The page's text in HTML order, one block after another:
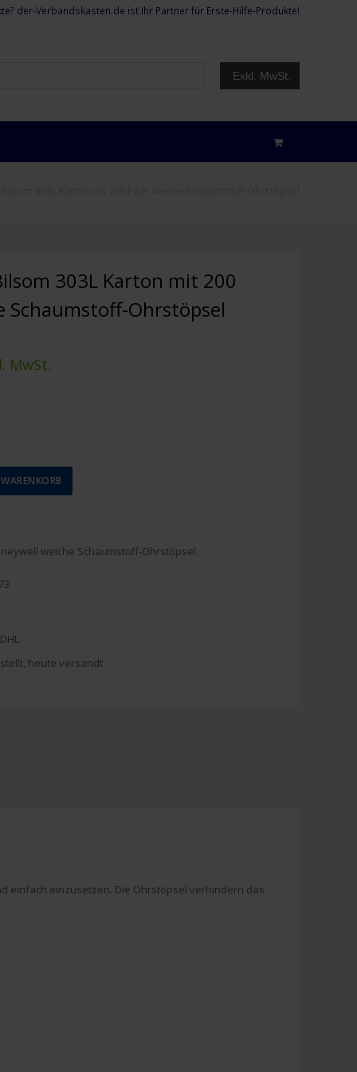
der-Verbandskasten.de ist Ihr Partner für Erste-Hilfe-Produkte!
Exkl. MwSt.
303L Karton mit 200
Schaumstoff-Ohrstöpsel
MwSt.
weiche Schaumstoff-Ohrstöpsel.
heute versandt
einfach einzusetzen. Die Ohrstöpsel verhindern das